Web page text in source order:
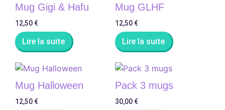
Mug Gigi & Hafu
12,50 €
Lire la suite
Mug GLHF
12,50 €
Lire la suite
Mug Halloween
12,50 €
Pack 3 mugs
30,00 €